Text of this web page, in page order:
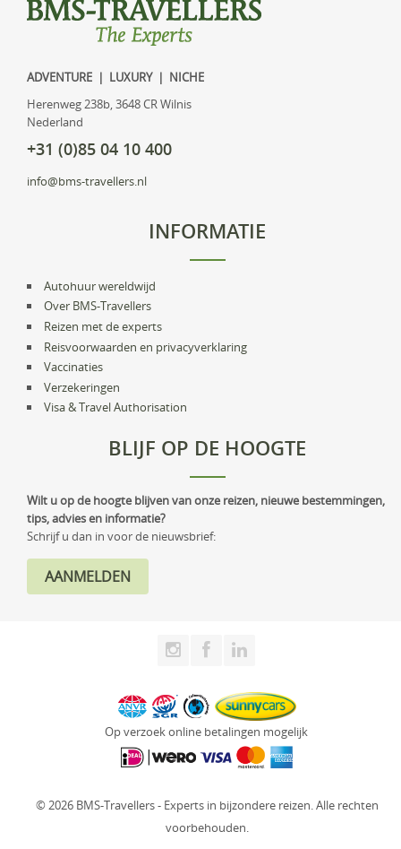
ADVENTURE | LUXURY | NICHE
Herenweg 238b, 3648 CR Wilnis
Nederland
+31 (0)85 04 10 400
info@bms-travellers.nl
INFORMATIE
Autohuur wereldwijd
Over BMS-Travellers
Reizen met de experts
Reisvoorwaarden en privacyverklaring
Vaccinaties
Verzekeringen
Visa & Travel Authorisation
BLIJF OP DE HOOGTE
Wilt u op de hoogte blijven van onze reizen, nieuwe bestemmingen,
tips, advies en informatie?
Schrijf u dan in voor de nieuwsbrief:
Op verzoek online betalingen mogelijk
© 2026 BMS-Travellers - Experts in bijzondere reizen. Alle rechten
voorbehouden.